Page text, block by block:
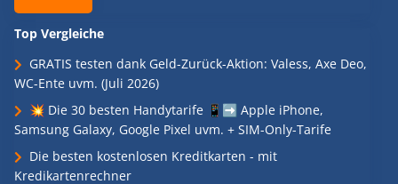
Top Vergleiche
GRATIS testen dank Geld-Zurück-Aktion: Valess, Axe Deo,
WC-Ente uvm. (Juli 2026)
💥 Die 30 besten Handytarife 📱➡️ Apple iPhone,
Samsung Galaxy, Google Pixel uvm. + SIM-Only-Tarife
Die besten kostenlosen Kreditkarten - mit
Kredikartenrechner